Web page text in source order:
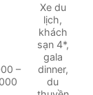
–
Xe du
lịch,
khách
sạn 4*,
gala
dinner,
du